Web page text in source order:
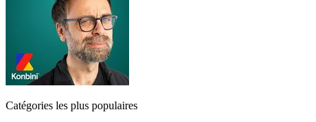
Catégories les plus populaires